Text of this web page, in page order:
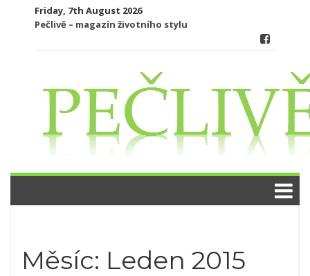
Friday, 7th August 2026
Pečlivě – magazín životního stylu
Měsíc: Leden 2015